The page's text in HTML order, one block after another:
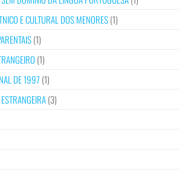
E CULTURAL DOS MENORES(1)
(1)
(1)
DE 1997 (1)
(3)